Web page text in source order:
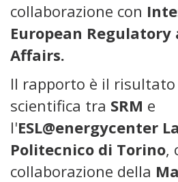
collaborazione con
European Regulatory
Affairs.
Il rapporto è il
scientifica tra SRM e
l'ESL@energycenter
Politecnico di Torino,
collaborazione della